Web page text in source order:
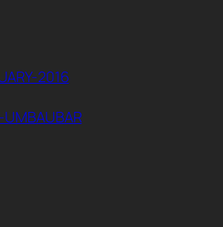
2016
UMBAUBAR